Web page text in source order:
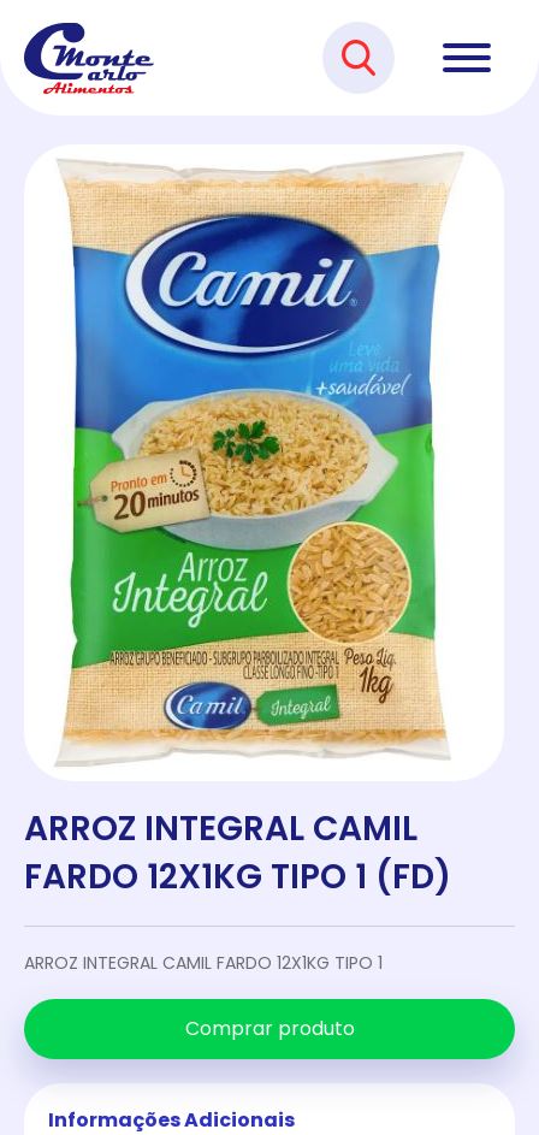
ARROZ INTEGRAL CAMIL
FARDO 12X1KG TIPO 1 (FD)
ARROZ INTEGRAL CAMIL FARDO 12X1KG TIPO 1
Comprar produto
Informações Adicionais